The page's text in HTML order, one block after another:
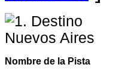
Nombre de la Pista